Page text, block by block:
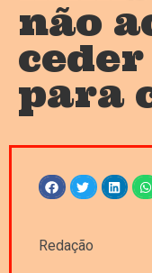
não
para
Redação